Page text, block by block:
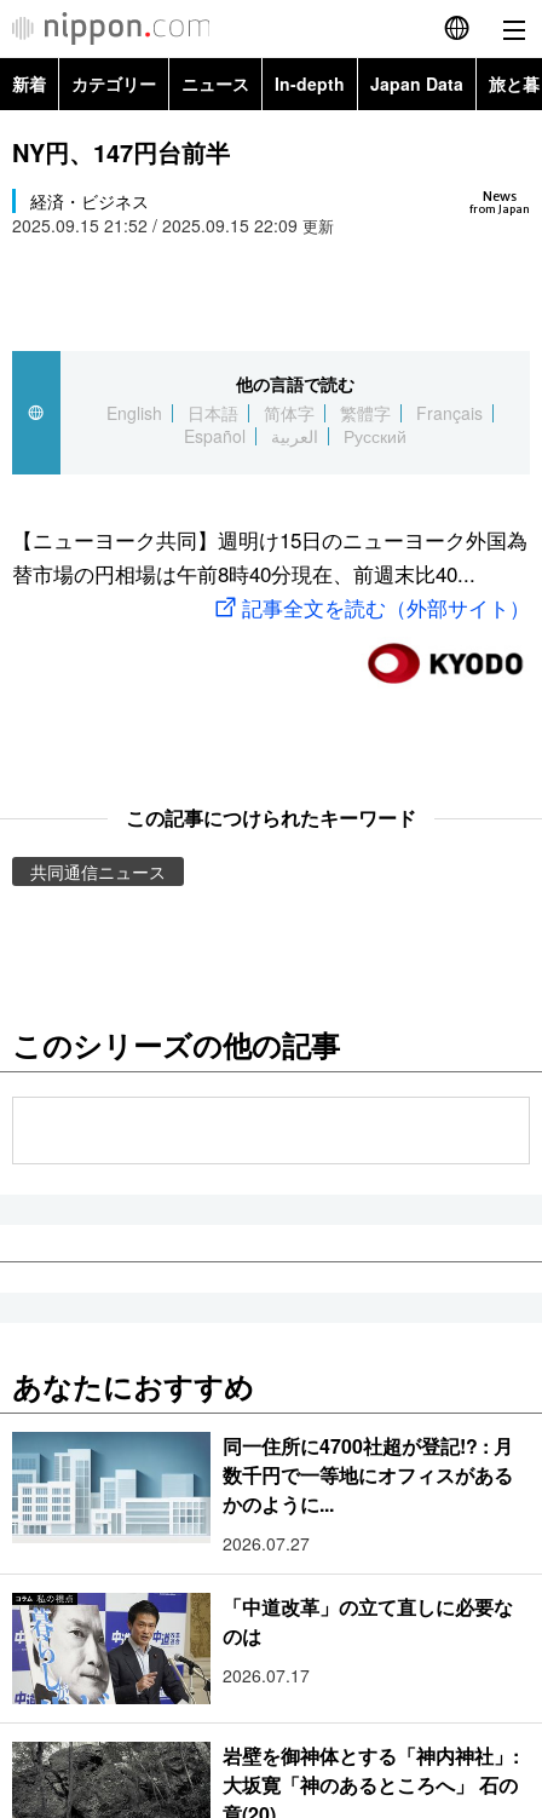
English
カテゴリー
文化
動画/Live
Images
お知らせ
新着 カテゴリー ニュース In-depth Japan Data 旅と
政治・外交
経済・ビジネス
スポーツ・東京2020
Images
NY円、147円台前半
News
from Japan
経済・ビジネス
2025.09.15 21:52 / 2025.09.15 22:09 更新
他の言語で読む
English
日本語 简体字 繁體字
Français
Español
العربية Русский
【ニューヨーク共同】週明け15日のニューヨーク外国為
替市場の円相場は午前8時40分現在、前週末比40...
記事全文を読む（外部サイト）
この記事につけられたキーワード
共同通信ニュース
このシリーズの他の記事
あなたにおすすめ
同一住所に4700社超が登記!? : 月
数千円で一等地にオフィスがある
かのように...
2026.07.27
「中道改革」の立て直しに必要な
のは
2026.07.17
岩壁を御神体とする「神内神社」:
大坂寛「神のあるところへ」 石の